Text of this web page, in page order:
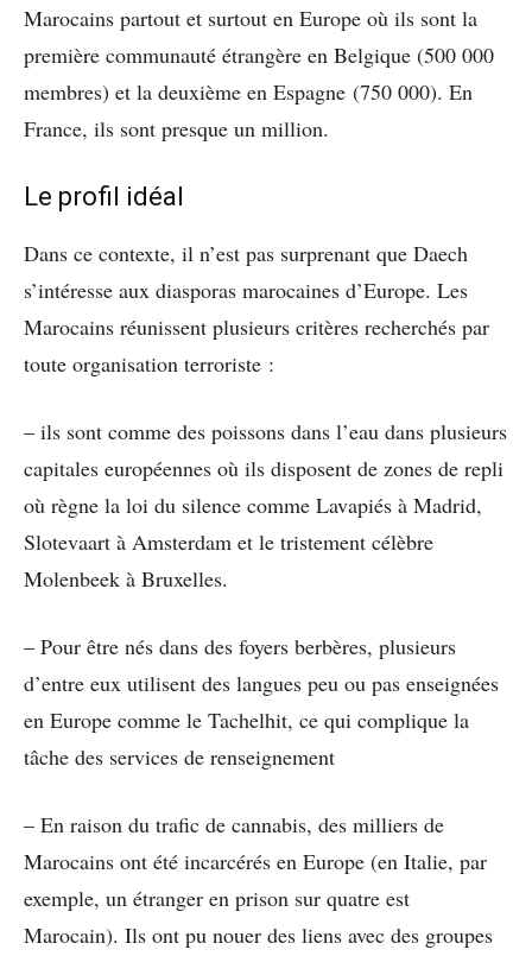
Marocains partout et surtout en Europe où ils sont la
première communauté étrangère en Belgique (500 000
membres) et la deuxième en Espagne (750 000). En
France, ils sont presque un million.
Le profil idéal
Dans ce contexte, il n’est pas surprenant que Daech
s’intéresse aux diasporas marocaines d’Europe. Les
Marocains réunissent plusieurs critères recherchés par
toute organisation terroriste :
– ils sont comme des poissons dans l’eau dans plusieurs
capitales européennes où ils disposent de zones de repli
où règne la loi du silence comme Lavapiés à Madrid,
Slotevaart à Amsterdam et le tristement célèbre
Molenbeek à Bruxelles.
– Pour être nés dans des foyers berbères, plusieurs
d’entre eux utilisent des langues peu ou pas enseignées
en Europe comme le Tachelhit, ce qui complique la
tâche des services de renseignement
– En raison du trafic de cannabis, des milliers de
Marocains ont été incarcérés en Europe (en Italie, par
exemple, un étranger en prison sur quatre est
Marocain). Ils ont pu nouer des liens avec des groupes